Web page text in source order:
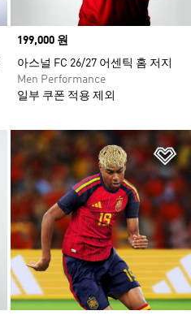
Price
199,000 원
아스널 FC 26/27 어센틱 홈 저지
Men Performance
일부 쿠폰 적용 제외
위시리스트 담기